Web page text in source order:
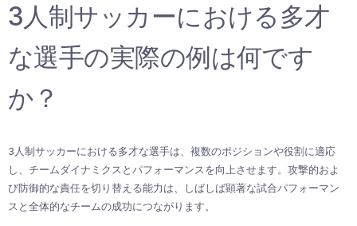
3人制サッカーにおける多才
な選手の実際の例は何です
か？
3人制サッカーにおける多才な選手は、複数のポジションや役割に適応
し、チームダイナミクスとパフォーマンスを向上させます。攻撃的およ
び防御的な責任を切り替える能力は、しばしば顕著な試合パフォーマン
スと全体的なチームの成功につながります。